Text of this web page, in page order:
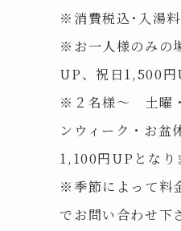
※消費税込･入湯
※お一人様のみの
UP、祝日1,500円
※２名様〜 土曜
ンウィーク・お盆
1,100円UPとなり
※季節によって料
でお問い合わせ下